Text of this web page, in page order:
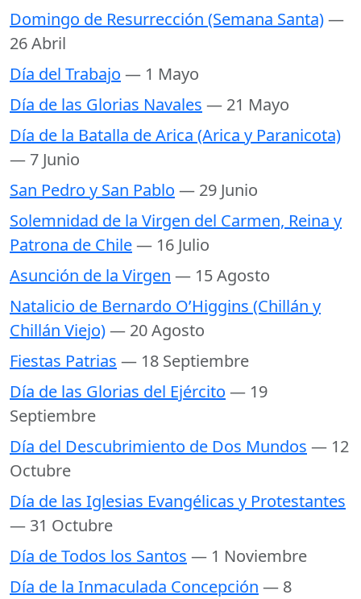
Domingo de Resurrección (Semana Santa)—
26 Abril
Día del Trabajo — 1 Mayo
Día de las Glorias Navales — 21 Mayo
Día de la Batalla de Arica (Arica y Paranicota)
— 7 Junio
San Pedro y San Pablo — 29 Junio
Solemnidad de la Virgen del Carmen, Reina y
Patrona de Chile— 16 Julio
Asunción de la Virgen — 15 Agosto
Natalicio de Bernardo O’Higgins (Chillán y
Chillán Viejo)— 20 Agosto
Fiestas Patrias — 18 Septiembre
Día de las Glorias del Ejército — 19
Septiembre
Día del Descubrimiento de Dos Mundos — 12
Octubre
Día de las Iglesias Evangélicas y Protestantes
— 31 Octubre
Día de Todos los Santos — 1 Noviembre
Día de la Inmaculada Concepción — 8